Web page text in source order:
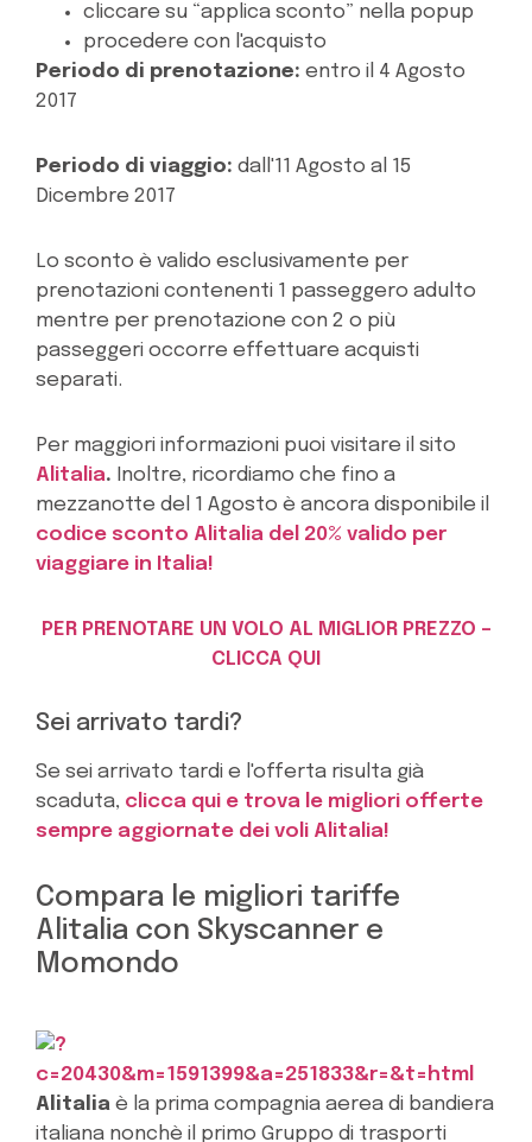
cliccare su “applica sconto” nella popup
procedere con l'acquisto
Periodo di prenotazione: entro il 4 Agosto
2017
Periodo di viaggio: dall'11 Agosto al 15
Dicembre 2017
Lo sconto è valido esclusivamente per
prenotazioni contenenti 1 passeggero adulto
mentre per prenotazione con 2 o più
passeggeri occorre effettuare acquisti
separati.
Per maggiori informazioni puoi visitare il sito
Alitalia. Inoltre, ricordiamo che fino a
mezzanotte del 1 Agosto è ancora disponibile il
codice sconto Alitalia del 20% valido per
viaggiare in Italia!
PER PRENOTARE UN VOLO AL MIGLIOR PREZZO –
CLICCA QUI
Sei arrivato tardi?
Se sei arrivato tardi e l'offerta risulta già
scaduta, clicca qui e trova le migliori offerte
sempre aggiornate dei voli Alitalia!
Compara le migliori tariffe
Alitalia con Skyscanner e
Momondo
Alitalia è la prima compagnia aerea di bandiera
italiana nonchè il primo Gruppo di trasporti